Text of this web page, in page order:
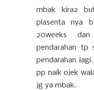
mbak kira2
plasenta nya
20weeks
pendarahan tp
pendarahan
pp naik ojek
jg ya mbak.